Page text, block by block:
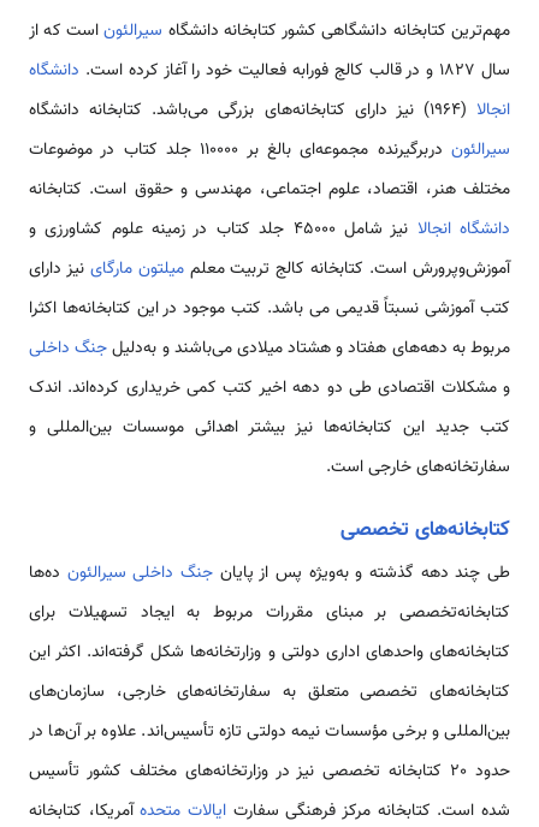
مهم‌ترین كتابخانه دانشگاهی كشور كتابخانه دانشگاه سیرالئوناست که از
سال 1827 و در قالب كالج فورابه فعالیت خود را آغاز کرده است.
دانشگاه
انجالا (1964) نیز دارای کتابخانه‌های بزرگی می‌باشد. كتابخانه دانشگاه
سیرالئون
دربرگیرنده مجموعه‌ای بالغ بر 110000 جلد كتاب در موضوعات
مختلف هنر، اقتصاد، علوم اجتماعی، مهندسی و حقوق است. كتابخانه
دانشگاه انجالا
نیز شامل 45000 جلد كتاب در زمینه علوم كشاورزی و
آموزش‌و‌پرورش است. كتابخانه كالج تربیت معلممیلتون مارگاى نیز داراى
كتب آموزشى نسبتاً قدیمى مى باشد. کتب موجود در این کتابخانه‌ها اکثرا
مربوط به دهه‌های هفتاد و هشتاد میلادی می‌باشند و به‌دلیلجنگ داخلی
و مشکلات اقتصادی طی دو دهه اخیر کتب کمی خریداری کرده‌اند. اندک
کتب جدید این کتابخانه‌ها نیز بیشتر اهدائی موسسات بین‌المللی و
سفارتخانه‌های خارجی است.
كتابخانه‌های تخصصی
طی چند دهه گذشته و به‌ویژه پس از پایان جنگ داخلی سیرالئون ده‌ها
كتابخانه‌تخصصی بر مبنای مقررات مربوط به ایجاد تسهیلات برای
كتابخانه‌های واحدهای اداری دولتی و وزارتخانه‌ها شكل گرفته‌اند. اکثر این
کتابخانه‌های تخصصی متعلق به سفارتخانه‌های خارجی، سازمان‌های
بین‌المللی و برخی مؤسسات نیمه دولتی تازه تأسیس‌اند. علاوه بر آن‌ها در
حدود 20 كتابخانه تخصصی نیز در وزارتخانه‌های مختلف کشور تأسیس
شده است. كتابخانه مرکز فرهنگی سفارت ایالات متحدهآمریکا، کتابخانه